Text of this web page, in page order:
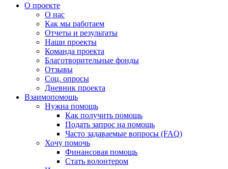
О проекте
О нас
Как мы работаем
Отчеты и результаты
Наши проекты
Команда проекта
Благотворительные фонды
Отзывы
Соц. опросы
Дневник проекта
Взаимопомощь
Нужна помощь
Как получить помощь
Подать запрос на помощь
Часто задаваемые вопросы (FAQ)
Хочу помочь
Финансовая помощь
Стать волонтером